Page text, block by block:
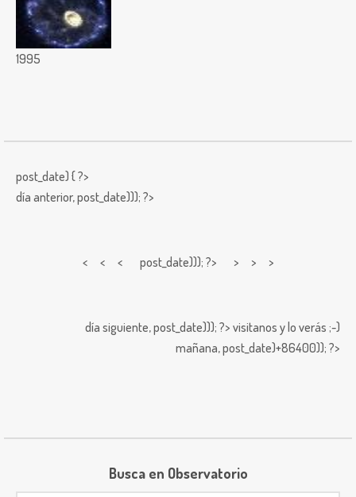
1995
post_date) { ?>
día anterior,post_date))); ?>
< < < post_date))); ?> > > >
día siguiente,post_date))); ?> visitanos y lo verás ;-)
mañana,post_date)+86400)); ?>
Busca en Observatorio